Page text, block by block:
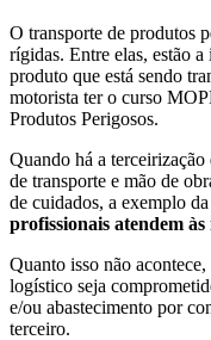
O transporte de produtos
rígidas. Entre elas, estão
produto que está sendo
motorista ter o curso
Produtos Perigosos.
Quando há a terceirização
de transporte e mão de
de cuidados, a exemplo da
profissionais atendem
Quanto isso não
logístico seja
e/ou abastecimento por
terceiro.